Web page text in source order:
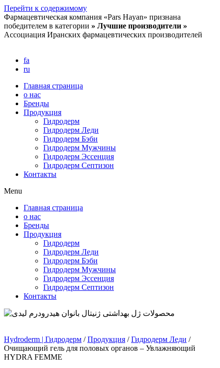
Перейти к содержимому
Фармацевтическая компания «Pars Hayan» признана
победителем в категории » Лучшие производители »
Ассоциация Иранских фармацевтических производителей
fa
ru
Главная страница
о нас
Бренды
Продукция
Гидродерм
Гидродерм Леди
Гидродерм Бэби
Гидродерм Мужчины
Гидродерм Эссенция
Гидродерм Септизон
Контакты
Menu
Главная страница
о нас
Бренды
Продукция
Гидродерм
Гидродерм Леди
Гидродерм Бэби
Гидродерм Мужчины
Гидродерм Эссенция
Гидродерм Септизон
Контакты
Hydroderm | Гидродерм /Продукция /Гидродерм Леди /
Очищающий гель для половых органов – Увлажняющий
HYDRA FEMME